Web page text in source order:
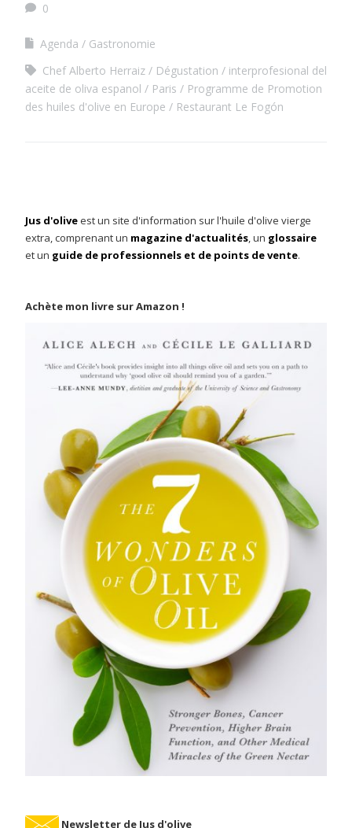
0
Agenda
Gastronomie
Chef Alberto Herraiz
Dégustation
interprofesional del
aceite de oliva espanol
Paris
Programme de Promotion
des huiles d'olive en Europe
Restaurant Le Fogón
Jus d'oliveest un site d'information sur l'huile d'olive vierge
extra, comprenant un magazine d'actualités, un glossaire
et un guide de professionnels et de points de vente.
Achète mon livre sur Amazon !
Newsletter de Jus d'olive